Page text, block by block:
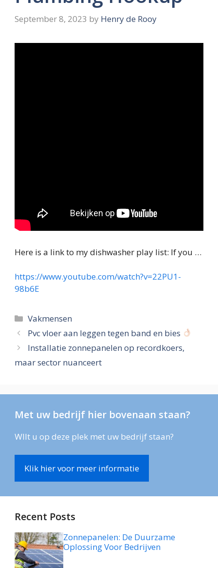
September 8, 2023 by Henry de Rooy
Here is a link to my dishwasher play list: If you …
https://www.youtube.com/watch?v=22PU1-
98b6E
Categories
Vakmensen
Pvc vloer aan leggen tegen band en bies
Installatie zonnepanelen op recordkoers,
maar sector nuanceert
Met uw bedrijf hier bovenaan staan?
WIlt u op deze plek met uw bedrijf staan?
Klik hier voor meer informatie
Recent Posts
Zonnepanelen: De Duurzame
Oplossing Voor Bedrijven